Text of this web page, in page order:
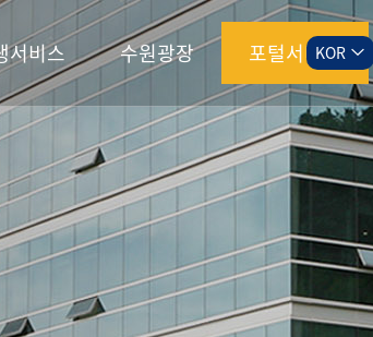
서비스 수원광장 포털서비스
KOR